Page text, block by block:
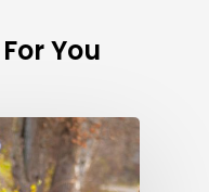
You